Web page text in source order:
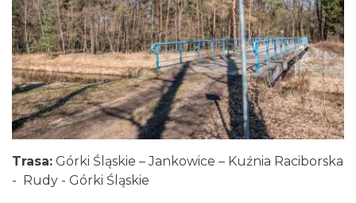
Trasa: Górki Śląskie – Jankowice – Kuźnia Raciborska
- Rudy - Górki Śląskie